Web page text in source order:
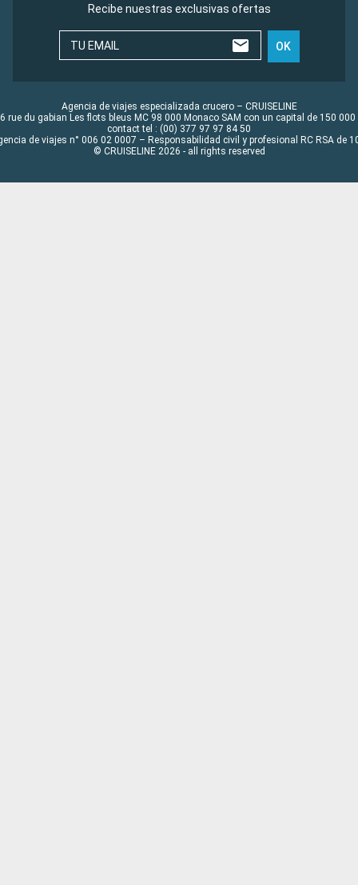
Recibe nuestras exclusivas ofertas
TU EMAIL OK
Agencia de viajes especializada crucero – CRUISELINE
rue du gabian Les flots bleus MC 98 000 Monaco SAM con un capital de 150 000
contact tel : (00) 377 97 97 84 50
de viajes n° 006 02 0007 – Responsabilidad civil y profesional RC RSA de
© CRUISELINE 2026 - all rights reserved